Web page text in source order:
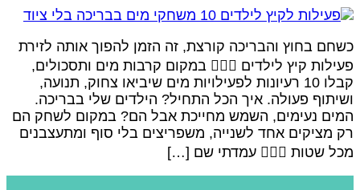
כשחם בחוץ והבריכה קורצת, זה הזמן להפוך אותה לזירת
פעילות קיץ לילדים 🤽🏼‍♀ במקום קרבות מים ותסכולים,
קבלו 10 רעיונות לפעילויות מים שיביאו צחוק, תנועה,
ושיתוף פעולה. איך הכל התחיל? הילדים שלי בבריכה.
המים נעימים, השמש מחייכת אבל הם? במקום לשחק הם
רק מציקים אחד לשנייה, משפריצים בלי סוף ומתעצבנים
מכל שטות 🤦🏻‍♀️ עמדתי שם […]